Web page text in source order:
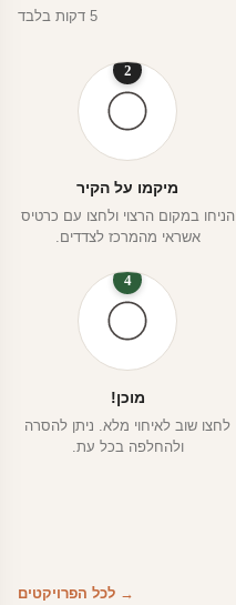
5 דקות בלבד
2
מיקמו על הקיר
הניחו במקום הרצוי ולחצו עם כרטיס
אשראי מהמרכז לצדדים.
4
מוכן!
לחצו שוב לאיחוי מלא. ניתן להסרה
ולהחלפה בכל עת.
→ לכל הפרויקטים